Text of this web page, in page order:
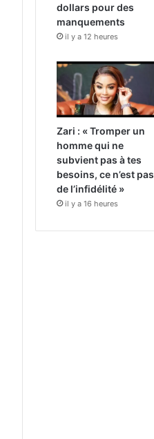
dollars pour des
manquements
il y a 12 heures
Zari : « Tromper un
homme qui ne
subvient pas à tes
besoins, ce n’est pas
de l’infidélité »
il y a 16 heures